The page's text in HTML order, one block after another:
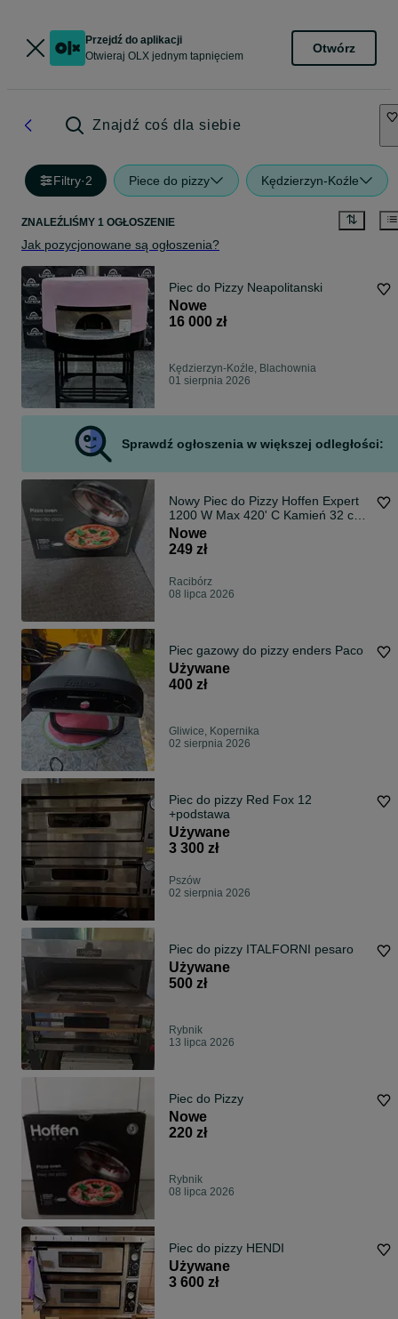
Przejdź do aplikacji
Otwieraj OLX jednym tapnięciem
Otwórz
Znajdź coś dla siebie
Filtry·2 Piece do pizzy Kędzierzyn-Koźle
ZNALEŹLIŚMY 1 OGŁOSZENIE
Jak pozycjonowane są ogłoszenia?
Piec do Pizzy Neapolitanski
Nowe
16 000 zł
Kędzierzyn-Koźle, Blachownia
01 sierpnia 2026
Sprawdź ogłoszenia w większej odległości:
Nowy Piec do Pizzy Hoffen Expert
1200 W Max 420' C Kamień 32 cm
gwarancja
Nowe
249 zł
Racibórz
08 lipca 2026
Piec gazowy do pizzy enders Paco
Używane
400 zł
Gliwice, Kopernika
02 sierpnia 2026
Piec do pizzy Red Fox 12
+podstawa
Używane
3 300 zł
Pszów
02 sierpnia 2026
Piec do pizzy ITALFORNI pesaro
Używane
500 zł
Rybnik
13 lipca 2026
Piec do Pizzy
Nowe
220 zł
Rybnik
08 lipca 2026
Piec do pizzy HENDI
Używane
3 600 zł